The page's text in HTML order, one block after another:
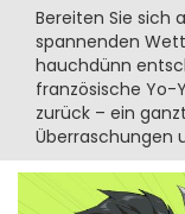
Bereiten Sie sich
spannenden
hauchdünn
französische Yo-
zurück – ein
Überraschungen